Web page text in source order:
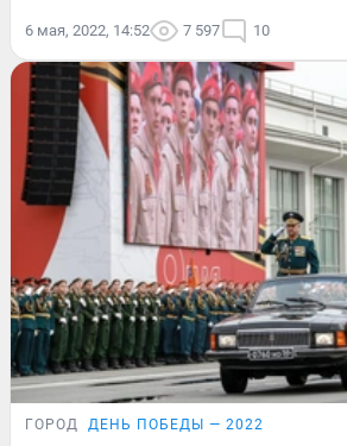
6 мая, 2022, 14:52 7 597 10
ГОРОД ДЕНЬ ПОБЕДЫ — 2022